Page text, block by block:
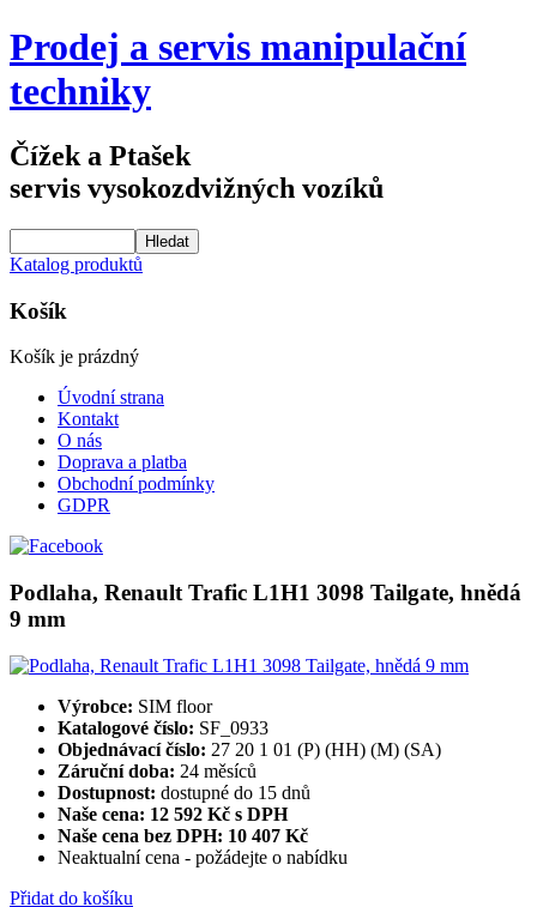
Prodej a servis manipulační
techniky
Čížek a Ptašek
servis vysokozdvižných vozíků
Katalog produktů
Košík
Košík je prázdný
Úvodní strana
Kontakt
O nás
Doprava a platba
Obchodní podmínky
GDPR
Podlaha, Renault Trafic L1H1 3098 Tailgate, hnědá
9 mm
Výrobce: SIM floor
Katalogové číslo: SF_0933
Objednávací číslo: 27 20 1 01 (P) (HH) (M) (SA)
Záruční doba: 24 měsíců
Dostupnost: dostupné do 15 dnů
Naše cena: 12 592 Kč s DPH
Naše cena bez DPH: 10 407 Kč
Neaktualní cena - požádejte o nabídku
Přidat do košíku